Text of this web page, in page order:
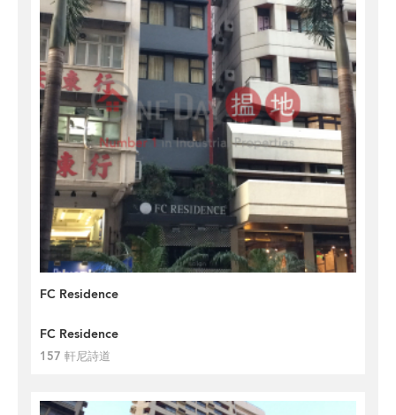
FC Residence
FC Residence
157 軒尼詩道